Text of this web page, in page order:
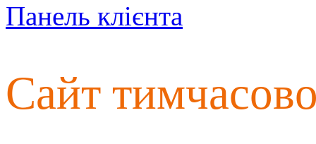
Панель клієнта
Сайт